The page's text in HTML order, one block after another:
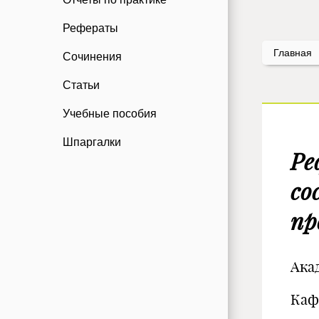
Рефераты
Сочинения
Статьи
Учебные пособия
Шпаргалки
Главная